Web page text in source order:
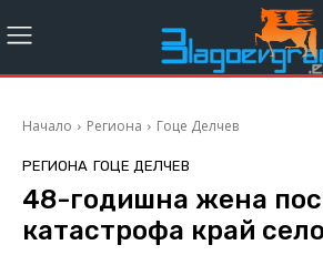
Начало Региона Гоце Делчев
РЕГИОНА ГОЦЕ ДЕЛЧЕВ
48-годишна жена
катастрофа край